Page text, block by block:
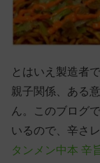
とはいえ製造者
親子関係、ある
ん。このブログ
いるので、辛さ
タンメン中本 辛